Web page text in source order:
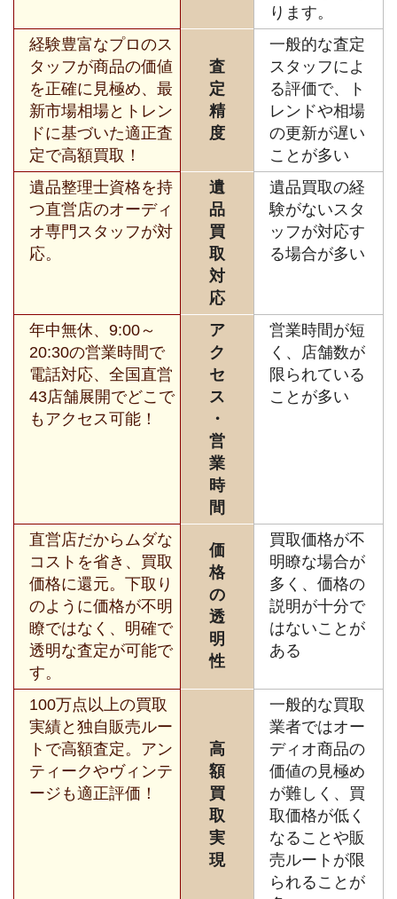
ります。
経験豊富なプロのス
タッフが商品の価値
を正確に見極め、最
新市場相場とトレン
ドに基づいた適正査
定で高額買取！
査
定
精
度
一般的な査定
スタッフによ
る評価で、ト
レンドや相場
の更新が遅い
ことが多い
遺品整理士資格を持
つ直営店のオーディ
オ専門スタッフが対
応。
遺
品
買
取
対
応
遺品買取の経
験がないスタ
ッフが対応す
る場合が多い
年中無休、9:00～
20:30の営業時間で
電話対応、全国直営
43店舗展開でどこで
もアクセス可能！
ア
ク
セ
ス
・
営
業
時
間
営業時間が短
く、店舗数が
限られている
ことが多い
直営店だからムダな
コストを省き、買取
価格に還元。下取り
のように価格が不明
瞭ではなく、明確で
透明な査定が可能で
す。
価
格
の
透
明
性
買取価格が不
明瞭な場合が
多く、価格の
説明が十分で
はないことが
ある
100万点以上の買取
実績と独自販売ルー
トで高額査定。アン
ティークやヴィンテ
ージも適正評価！
高
額
買
取
実
現
一般的な買取
業者ではオー
ディオ商品の
価値の見極め
が難しく、買
取価格が低く
なることや販
売ルートが限
られることが